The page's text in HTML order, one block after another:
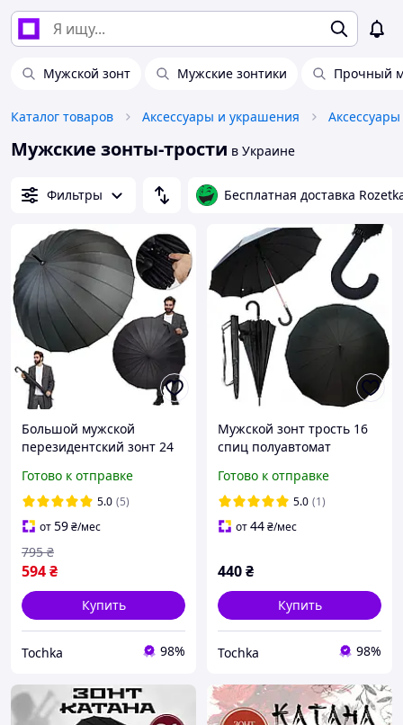
Мужской зонт Мужские зонтики Прочный
Каталог товаров Аксессуары и украшения Аксессуары
Мужские зонты-трости в Украине
Фильтры Бесплатная доставка
Большой мужской
перезидентский зонт 24
Антишторм полуавтомат
система антиветер
Черный TC
Готово к отправке
5.0 (5)
от59₴/мес
594₴
795 ₴
Купить
Tochka 98%
Мужской зонт трость 16
спиц полуавтомат
Черный TC
Готово к отправке
5.0 (1)
от44₴/мес
440₴
Купить
Tochka 98%